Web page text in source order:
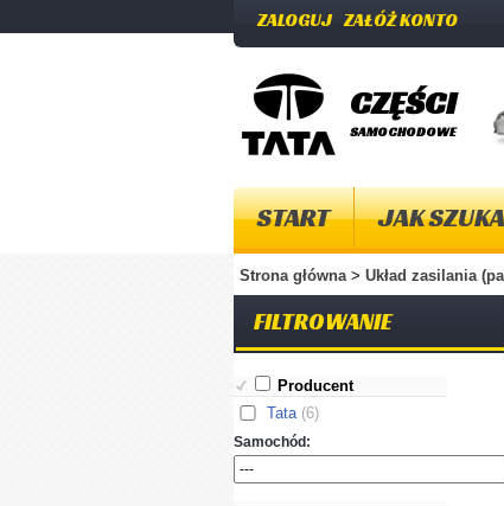
ZALOGUJ ZAŁÓŻ KONTO
CZĘŚCI
SAMOCHODOWE
START JAK
Strona główna> Układ zasilania
FILTROWANIE
Producent
Tata(6)
Samochód: